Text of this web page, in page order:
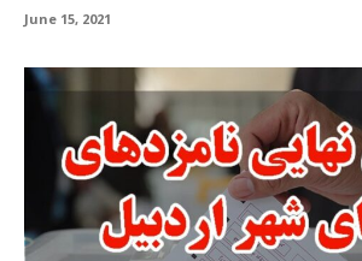
June 15, 2021